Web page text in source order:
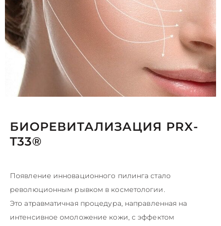
БИОРЕВИТАЛИЗАЦИЯ PRX-
T33®
Появление инновационного пилинга стало
революционным рывком в косметологии.
Это атравматичная процедура, направленная на
интенсивное омоложение кожи, с эффектом